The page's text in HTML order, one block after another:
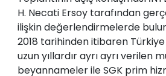
H. Necati Ersoy tarafından
ilişkin değerlendirmelerde
2018 tarihinden itibaren
uzun yıllardır ayrı ayrı verilen
beyannameler ile SGK prim